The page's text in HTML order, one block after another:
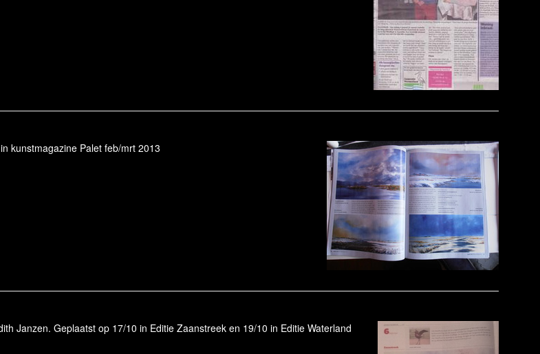
kunstmagazine Palet feb/mrt 2013
Janzen. Geplaatst op 17/10 in Editie Zaanstreek en 19/10 in Editie Waterland